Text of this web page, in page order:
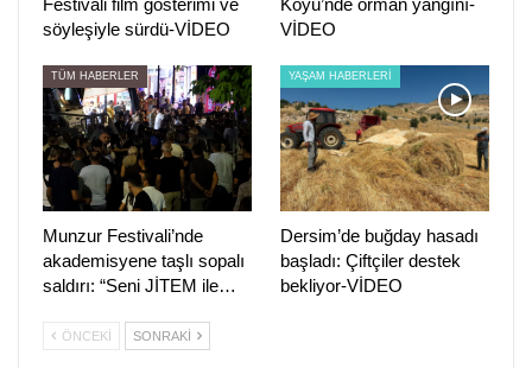
söyleşiyle sürdü-VİDEO
VİDEO
TÜM HABERLER
Munzur Festivali’nde
akademisyene taşlı sopalı
saldırı: “Seni JİTEM ile…
YAŞAM HABERLERİ
Dersim’de buğday hasadı
başladı: Çiftçiler destek
bekliyor-VİDEO
ÖNCEKI SONRAKI